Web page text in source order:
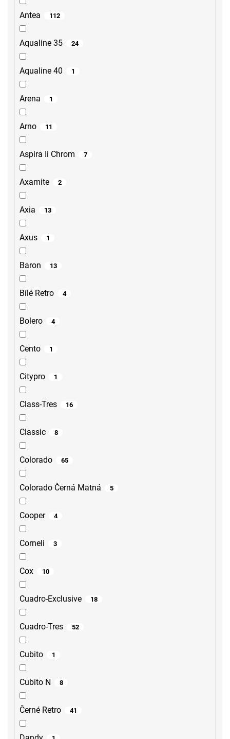
Antea 112
Aqualine 35 24
Aqualine 40 1
Arena 1
Arno 11
Aspira Ii Chrom 7
Axamite 2
Axia 13
Axus 1
Baron 13
Bílé Retro 4
Bolero 4
Cento 1
Citypro 1
Class-Tres 16
Classic 8
Colorado 65
Colorado Černá Matná 5
Cooper 4
Corneli 3
Cox 10
Cuadro-Exclusive 18
Cuadro-Tres 52
Cubito 1
Cubito N 8
Černé Retro 41